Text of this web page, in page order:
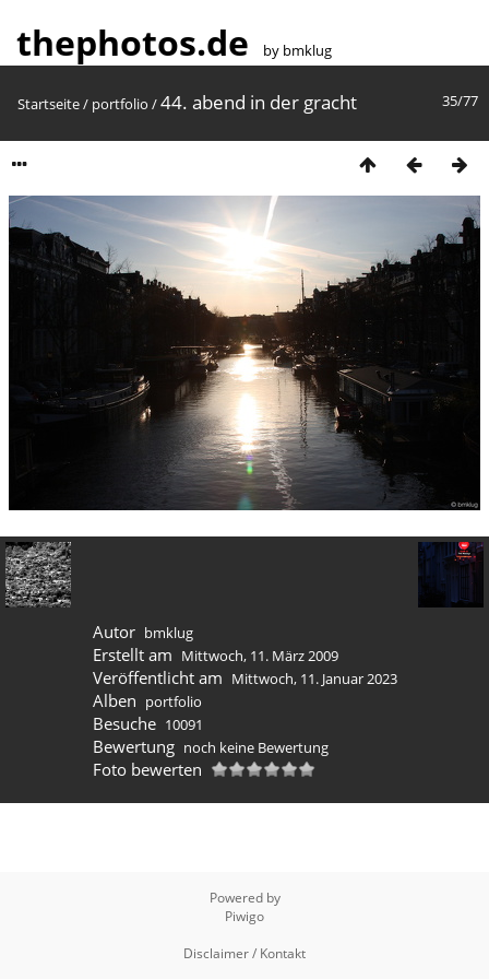
thephotos.de by bmklug
35/77
Startseite/ portfolio /44. abend in der gracht
Autor bmklug
Erstellt am Mittwoch, 11. März 2009
Veröffentlicht am Mittwoch, 11. Januar 2023
Alben portfolio
Besuche 10091
Bewertung noch keine Bewertung
Foto bewerten
Powered by
Piwigo
Disclaimer / Kontakt